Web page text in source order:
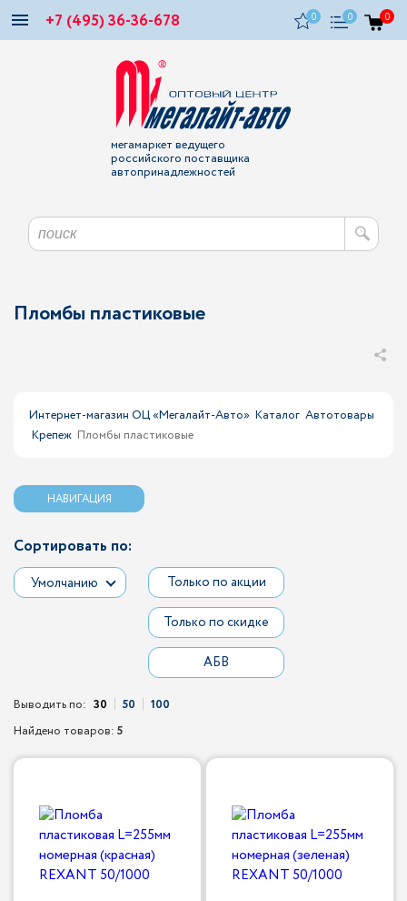
+7 (495) 36-36-678 0 0 0
мегамаркет ведущего
российского поставщика
автопринадлежностей
Пломбы пластиковые
Интернет-магазин ОЦ «Мегалайт-Авто» Каталог Автотовары
Крепеж Пломбы пластиковые
НАВИГАЦИЯ
Сортировать по:
Умолчанию Только по акции
Только по скидке
АБВ
Выводить по: 30 50
100
Найдено товаров: 5